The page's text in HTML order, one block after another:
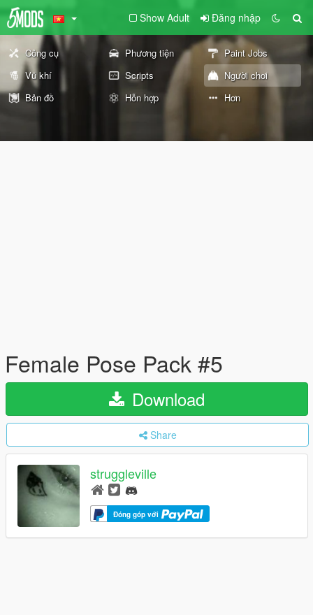
Show Adult Đăng nhập
Công cụ Phương tiện
Paint Jobs
Vũ khí
Scripts
Người chơi
Bản đồ
Hỗn hợp Hơn
Female Pose Pack #5
Download
Share
struggleville
Đóng góp với